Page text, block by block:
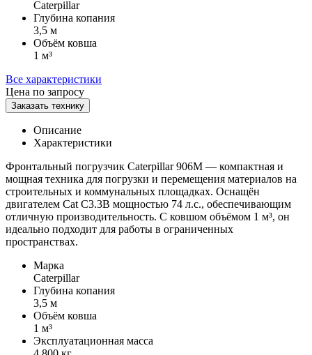
Caterpillar
Глубина копания
3,5 м
Объём ковша
1 м³
Все характеристики
Цена по запросу
Заказать технику
Описание
Характеристики
Фронтальный погрузчик Caterpillar 906M — компактная и
мощная техника для погрузки и перемещения материалов на
строительных и коммунальных площадках. Оснащён
двигателем Cat C3.3B мощностью 74 л.с., обеспечивающим
отличную производительность. С ковшом объёмом 1 м³, он
идеально подходит для работы в ограниченных
пространствах.
Марка
Caterpillar
Глубина копания
3,5 м
Объём ковша
1 м³
Эксплуатационная масса